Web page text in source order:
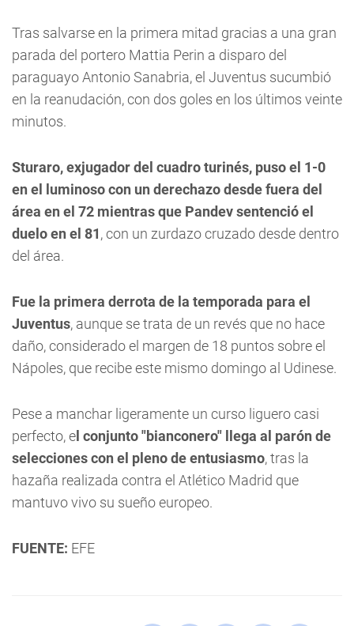
Tras salvarse en la primera mitad gracias a una gran
parada del portero Mattia Perin a disparo del
paraguayo Antonio Sanabria, el Juventus sucumbió
en la reanudación, con dos goles en los últimos veinte
minutos.
Sturaro, exjugador del cuadro turinés, puso el 1-0
en el luminoso con un derechazo desde fuera del
área en el 72 mientras que Pandev sentenció el
duelo en el 81, con un zurdazo cruzado desde dentro
del área.
Fue la primera derrota de la temporada para el
Juventus, aunque se trata de un revés que no hace
daño, considerado el margen de 18 puntos sobre el
Nápoles, que recibe este mismo domingo al Udinese.
Pese a manchar ligeramente un curso liguero casi
perfecto, e l conjunto "bianconero" llega al parón de
selecciones con el pleno de entusiasmo, tras la
hazaña realizada contra el Atlético Madrid que
mantuvo vivo su sueño europeo.
FUENTE: EFE